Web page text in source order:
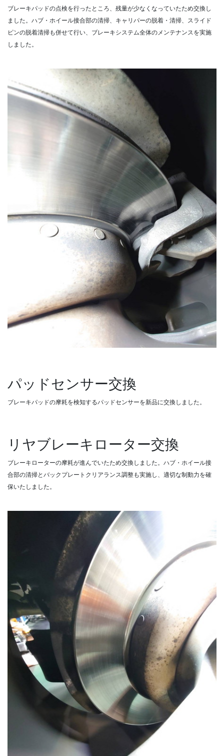
ブレーキパッドの点検を行ったところ、残量が少なくなっていたため交換し
ました。ハブ・ホイール接合部の清掃、キャリパーの脱着・清掃、スライド
ピンの脱着清掃も併せて行い、ブレーキシステム全体のメンテナンスを実施
しました。
パッドセンサー交換
ブレーキパッドの摩耗を検知するパッドセンサーを新品に交換しました。
リヤブレーキローター交換
ブレーキローターの摩耗が進んでいたため交換しました。ハブ・ホイール接
合部の清掃とバックプレートクリアランス調整も実施し、適切な制動力を確
保いたしました。